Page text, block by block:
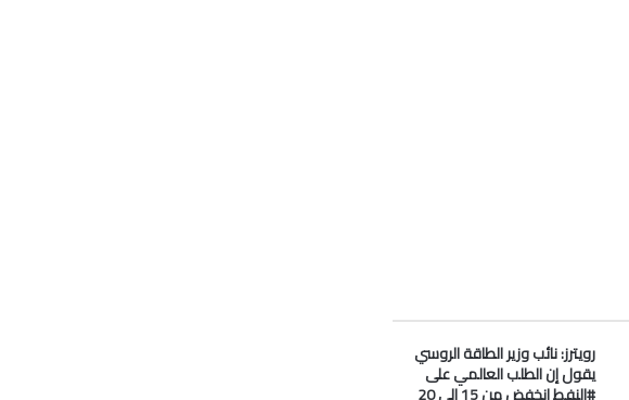
رويترز: نائب وزير الطاقة الروسي
يقول إن الطلب العالمي على
#النفط انخفض من 15 إلى 20